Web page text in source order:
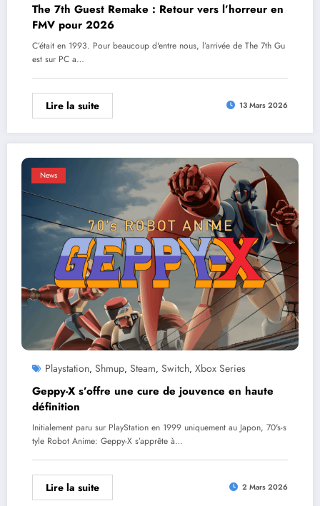
The 7th Guest Remake : Retour vers l’horreur en
FMV pour 2026
C’était en 1993. Pour beaucoup d'entre nous, l’arrivée de The 7th Gu
est sur PC a…
Lire la suite 13 Mars 2026
News
Playstation, Shmup, Steam, Switch, Xbox Series
Geppy-X s’offre une cure de jouvence en haute
définition
Initialement paru sur PlayStation en 1999 uniquement au Japon, 70's-s
tyle Robot Anime: Geppy-X s’apprête à…
Lire la suite 2 Mars 2026